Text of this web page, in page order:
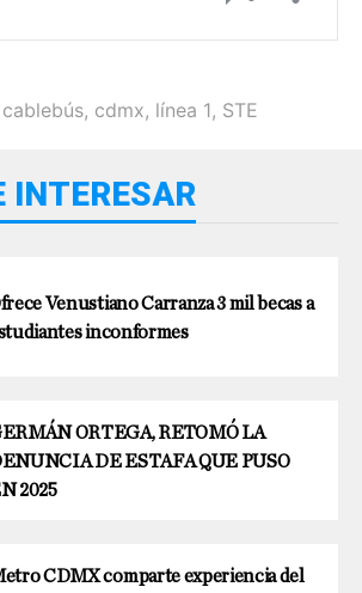
cablebús, cdmx, línea 1, STE
INTERESAR
Venustiano Carranza 3 mil becas a
inconformes
ORTEGA, RETOMÓ LA
DE ESTAFA QUE PUSO
2025
CDMX comparte experiencia del